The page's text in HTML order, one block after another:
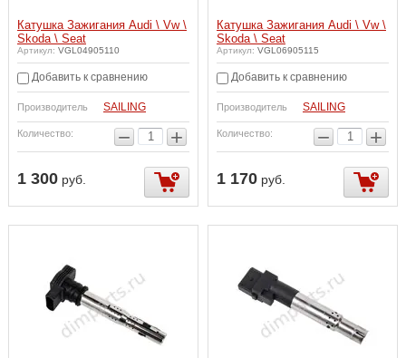
Катушка Зажигания Audi \ Vw \
Skoda \ Seat
Артикул: VGL04905110
Добавить к сравнению
Производитель SAILING
Количество: − +
1 300 руб.
Катушка Зажигания Audi \ Vw \
Skoda \ Seat
Артикул: VGL06905115
Добавить к сравнению
Производитель SAILING
Количество: − +
1 170 руб.